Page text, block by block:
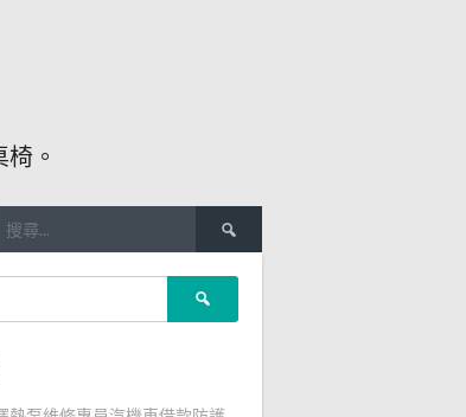
。
尋
關
鍵